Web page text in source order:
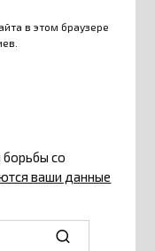
в этом браузере
борьбы со
ваши данные